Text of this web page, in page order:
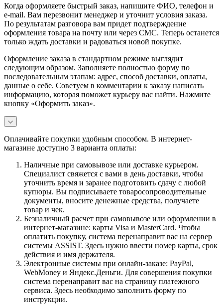
Когда оформляете быстрый заказ, напишите ФИО, телефон и
e-mail. Вам перезвонит менеджер и уточнит условия заказа.
По результатам разговора вам придет подтверждение
оформления товара на почту или через СМС. Теперь останется
только ждать доставки и радоваться новой покупке.
Оформление заказа в стандартном режиме выглядит
следующим образом. Заполняете полностью форму по
последовательным этапам: адрес, способ доставки, оплаты,
данные о себе. Советуем в комментарии к заказу написать
информацию, которая поможет курьеру вас найти. Нажмите
кнопку «Оформить заказ».
Оплачивайте покупки удобным способом. В интернет-
магазине доступно 3 варианта оплаты:
Наличные при самовывозе или доставке курьером.
Специалист свяжется с вами в день доставки, чтобы
уточнить время и заранее подготовить сдачу с любой
купюры. Вы подписываете товаросопроводительные
документы, вносите денежные средства, получаете
товар и чек.
Безналичный расчет при самовывозе или оформлении в
интернет-магазине: карты Visa и MasterCard. Чтобы
оплатить покупку, система перенаправит вас на сервер
системы ASSIST. Здесь нужно ввести номер карты, срок
действия и имя держателя.
Электронные системы при онлайн-заказе: PayPal,
WebMoney и Яндекс.Деньги. Для совершения покупки
система перенаправит вас на страницу платежного
сервиса. Здесь необходимо заполнить форму по
инструкции.